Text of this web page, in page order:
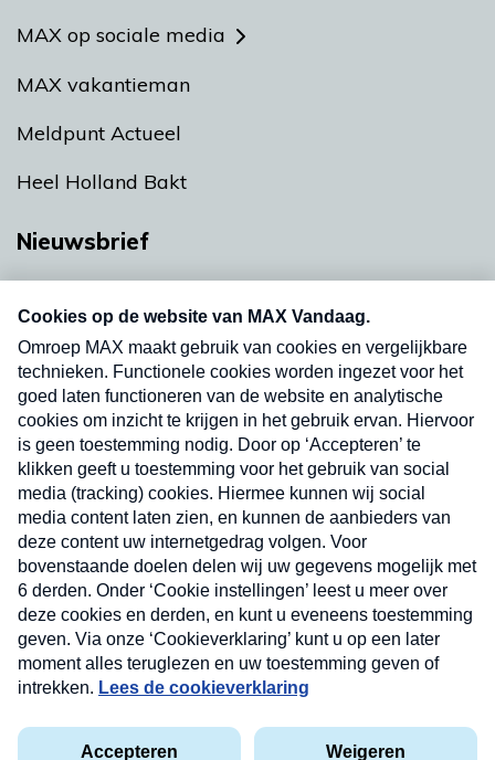
MAX op sociale media
MAX vakantieman
Meldpunt Actueel
Heel Holland Bakt
Nieuwsbrief
nieuwsbrief. Elke vrijdag- en dinsdagochtend in
uw mailbox.
Verzend
Privacyverklaring
Cookieverklaring
Nieuwsbrief
Neem hier een gratis abonnement op onze
nieuwsbrief. Elke vrijdag- en dinsdagochtend in uw